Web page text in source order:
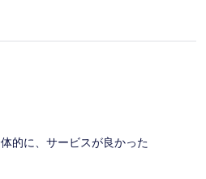
的に、サービスが良かった